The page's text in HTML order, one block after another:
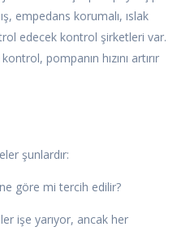
empedans korumalı, ıslak
edecek kontrol şirketleri var.
pompanın hızını artırır
şunlardır:
göre mi tercih edilir?
işe yarıyor, ancak her